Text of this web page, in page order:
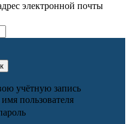
электронной почты
учётную запись
пользователя